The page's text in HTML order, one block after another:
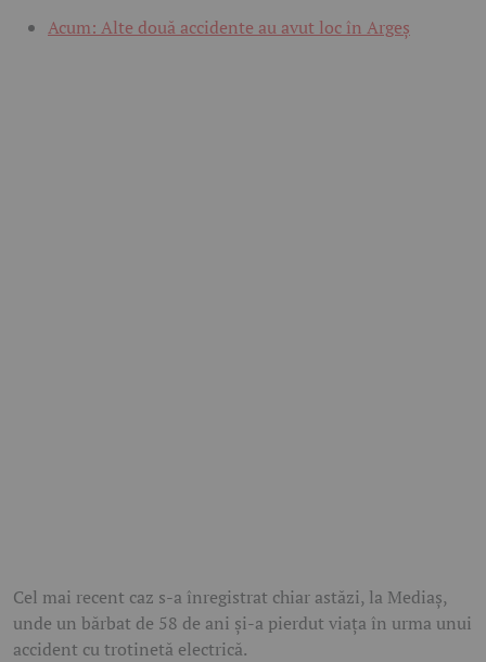
Acum: Alte două accidente au avut loc în Argeș
Cel mai recent caz s-a înregistrat chiar astăzi, la Mediaș,
unde un bărbat de 58 de ani și-a pierdut viața în urma unui
accident cu trotinetă electrică.